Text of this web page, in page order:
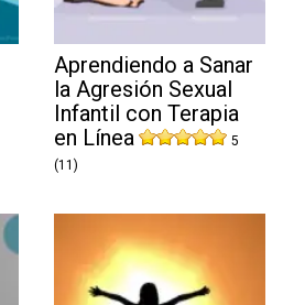
Aprendiendo a Sanar
la Agresión Sexual
Infantil con Terapia
en Línea
5
(11)